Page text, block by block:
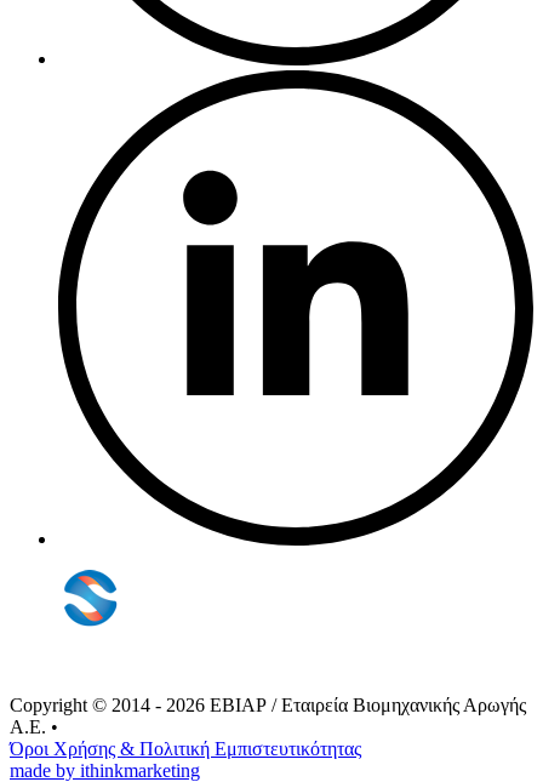
Copyright © 2014 - 2026 ΕΒΙΑΡ / Εταιρεία Βιομηχανικής Αρωγής
Α.Ε. •
Όροι Xρήσης & Πολιτική Eμπιστευτικότητας
made by ithinkmarketing